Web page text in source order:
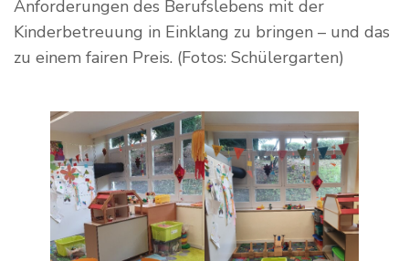
Anforderungen des Berufslebens mit der
Kinderbetreuung in Einklang zu bringen – und das
zu einem fairen Preis. (Fotos: Schülergarten)